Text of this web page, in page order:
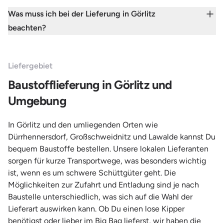
Was muss ich bei der Lieferung in Görlitz
beachten?
Liefergebiet
Baustofflieferung in Görlitz und
Umgebung
In Görlitz und den umliegenden Orten wie
Dürrhennersdorf, Großschweidnitz und Lawalde kannst Du
bequem Baustoffe bestellen. Unsere lokalen Lieferanten
sorgen für kurze Transportwege, was besonders wichtig
ist, wenn es um schwere Schüttgüter geht. Die
Möglichkeiten zur Zufahrt und Entladung sind je nach
Baustelle unterschiedlich, was sich auf die Wahl der
Lieferart auswirken kann. Ob Du einen lose Kipper
benötigst oder lieber im Big Bag lieferst, wir haben die